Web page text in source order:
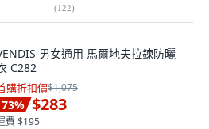
(122)
男女通用 馬爾地夫拉鍊防曬
C282
購折扣價$1,075
73% $283
費 $195